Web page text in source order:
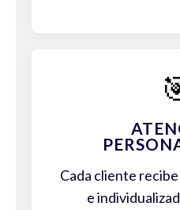
Cada cliente
e